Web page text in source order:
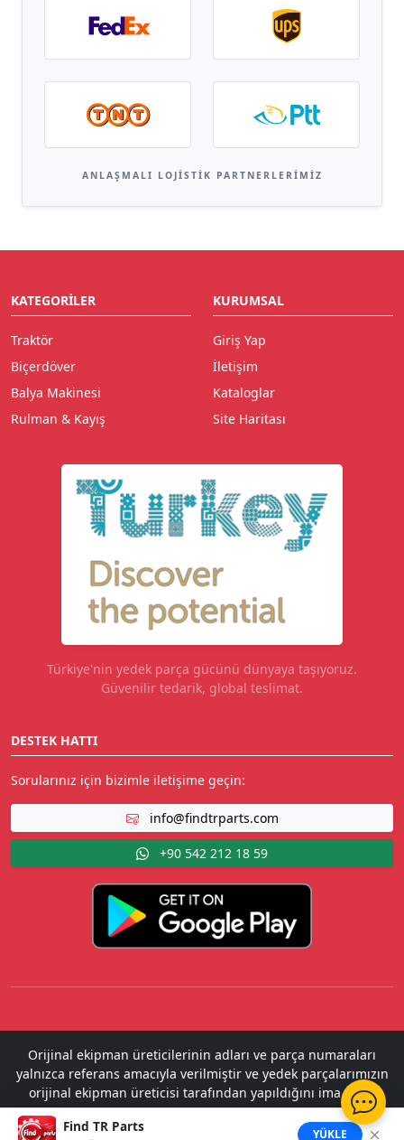
ANLAŞMALI LOJISTIK PARTNERLERIMIZ
KATEGORILER
Traktör
Biçerdöver
Balya Makinesi
Rulman & Kayış
KURUMSAL
Giriş Yap
İletişim
Kataloglar
Site Haritası
Türkiye'nin yedek parça gücünü dünyaya taşıyoruz.
Güvenilir tedarik, global teslimat.
DESTEK HATTI
Sorularınız için bizimle iletişime geçin:
info@findtrparts.com
+90 542 212 18 59
Orijinal ekipman üreticilerinin adları ve parça numaraları
yalnızca referans amacıyla verilmiştir ve yedek parçalarımızın
orijinal ekipman üreticisi tarafından yapıldığını ima etme
amacı taşımaz.
2022 - 2026 Copyright © . All Rights Reserved.
Find TR Parts YÜKLE